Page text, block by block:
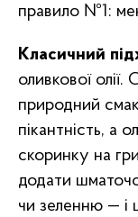
правило №1:
Класичний
оливкової олії.
природний
пікантність, а
скоринку на
додати
чи зеленню — і